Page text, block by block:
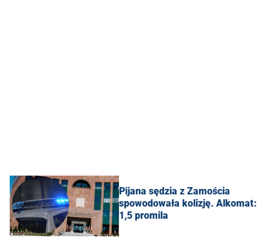
Pijana sędzia z Zamościa
spowodowała kolizję. Alkomat:
1,5 promila